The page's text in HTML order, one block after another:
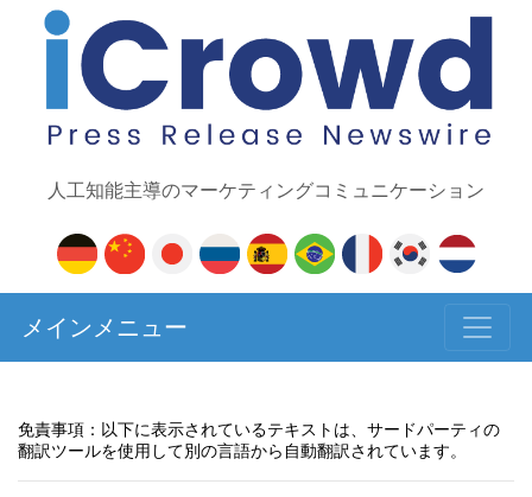
人工知能主導のマーケティングコミュニケーション
メインメニュー
免責事項：以下に表示されているテキストは、サードパーティの
翻訳ツールを使用して別の言語から自動翻訳されています。